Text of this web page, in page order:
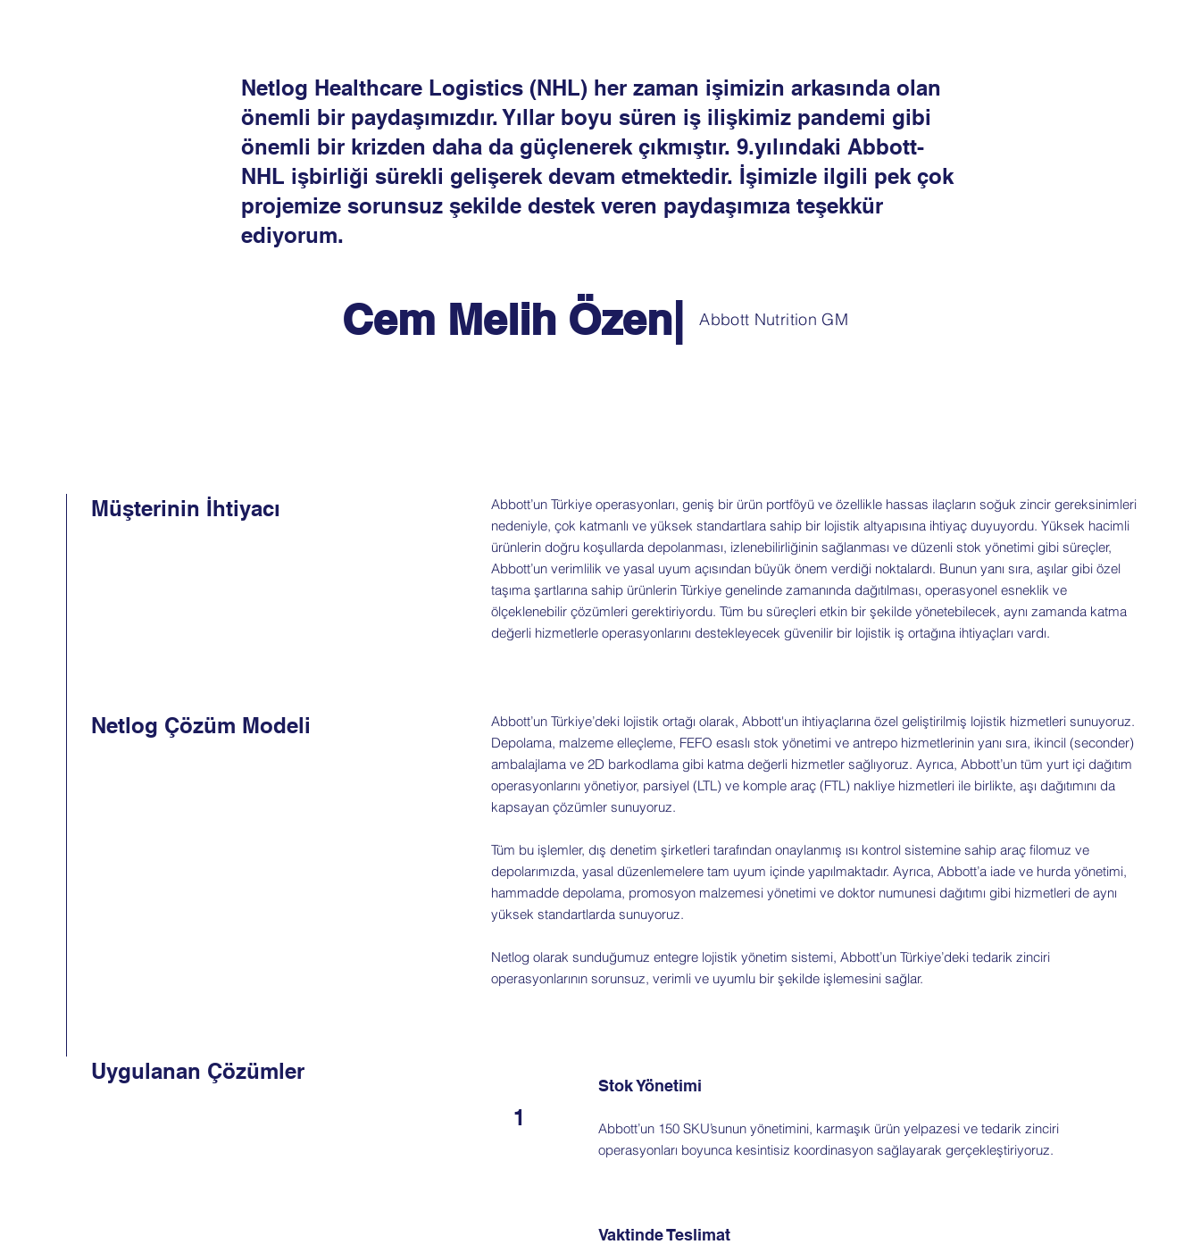
Netlog Healthcare Logistics (NHL) her zaman işimizin arkasında olan
önemli bir paydaşımızdır. Yıllar boyu süren iş ilişkimiz pandemi gibi
önemli bir krizden daha da güçlenerek çıkmıştır. 9.yılındaki Abbott-
NHL işbirliği sürekli gelişerek devam etmektedir. İşimizle ilgili pek çok
projemize sorunsuz şekilde destek veren paydaşımıza teşekkür
ediyorum.
Cem Melih Özen Abbott Nutrition GM
Abbott’un Türkiye’deki lojistik ortağı olarak, Abbott'un ihtiyaçlarına özel geliştirilmiş lojistik hizmetleri sunuyoruz.
Depolama, malzeme elleçleme, FEFO esaslı stok yönetimi ve antrepo hizmetlerinin yanı sıra, ikincil (seconder)
ambalajlama ve 2D barkodlama gibi katma değerli hizmetler sağlıyoruz. Ayrıca, Abbott’un tüm yurt içi dağıtım
operasyonlarını yönetiyor, parsiyel (LTL) ve komple araç (FTL) nakliye hizmetleri ile birlikte, aşı dağıtımını da
kapsayan çözümler sunuyoruz.
Tüm bu işlemler, dış denetim şirketleri tarafından onaylanmış ısı kontrol sistemine sahip araç filomuz ve
depolarımızda, yasal düzenlemelere tam uyum içinde yapılmaktadır. Ayrıca, Abbott’a iade ve hurda yönetimi,
hammadde depolama, promosyon malzemesi yönetimi ve doktor numunesi dağıtımı gibi hizmetleri de aynı
yüksek standartlarda sunuyoruz.
Netlog olarak sunduğumuz entegre lojistik yönetim sistemi, Abbott’un Türkiye’deki tedarik zinciri
operasyonlarının sorunsuz, verimli ve uyumlu bir şekilde işlemesini sağlar.
Netlog Çözüm Modeli
Uygulanan Çözümler
1
Stok Yönetimi
Abbott’un 150 SKU’sunun yönetimini, karmaşık ürün yelpazesi ve tedarik zinciri
operasyonları boyunca kesintisiz koordinasyon sağlayarak gerçekleştiriyoruz.
Vaktinde Teslimat
Abbott’un Türkiye operasyonları, geniş bir ürün portföyü ve özellikle hassas ilaçların soğuk zincir gereksinimleri
nedeniyle, çok katmanlı ve yüksek standartlara sahip bir lojistik altyapısına ihtiyaç duyuyordu. Yüksek hacimli
ürünlerin doğru koşullarda depolanması, izlenebilirliğinin sağlanması ve düzenli stok yönetimi gibi süreçler,
Abbott’un verimlilik ve yasal uyum açısından büyük önem verdiği noktalardı. Bunun yanı sıra, aşılar gibi özel
taşıma şartlarına sahip ürünlerin Türkiye genelinde zamanında dağıtılması, operasyonel esneklik ve
ölçeklenebilir çözümleri gerektiriyordu. Tüm bu süreçleri etkin bir şekilde yönetebilecek, aynı zamanda katma
değerli hizmetlerle operasyonlarını destekleyecek güvenilir bir lojistik iş ortağına ihtiyaçları vardı.
Müşterinin İhtiyacı